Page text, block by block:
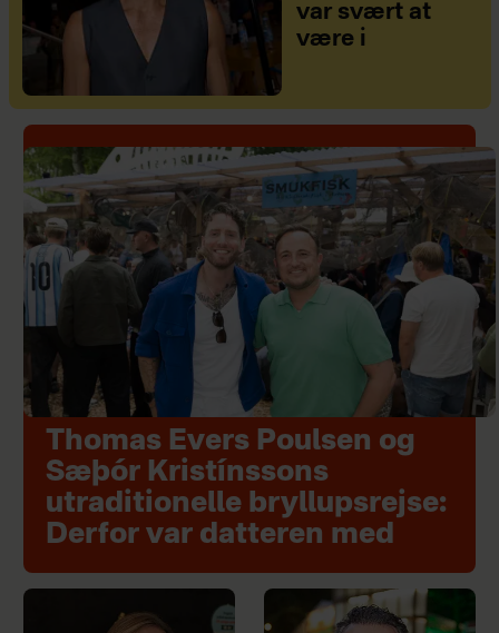
var svært at
være i
Thomas Evers Poulsen og
Sæþór Kristínssons
utraditionelle bryllupsrejse:
Derfor var datteren med